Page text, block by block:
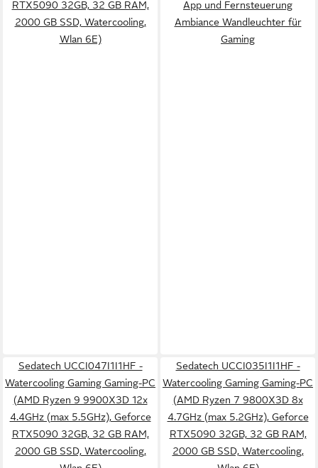
RTX5090 32GB, 32 GB RAM,
2000 GB SSD, Watercooling,
Wlan 6E)
App und Fernsteuerung
Ambiance Wandleuchter für
Gaming
Sedatech UCCI047I1I1HF -
Watercooling Gaming Gaming-PC
(AMD Ryzen 9 9900X3D 12x
4.4GHz (max 5.5GHz), Geforce
RTX5090 32GB, 32 GB RAM,
2000 GB SSD, Watercooling,
Sedatech UCCI035I1I1HF -
Watercooling Gaming Gaming-PC
(AMD Ryzen 7 9800X3D 8x
4.7GHz (max 5.2GHz), Geforce
RTX5090 32GB, 32 GB RAM,
2000 GB SSD, Watercooling,